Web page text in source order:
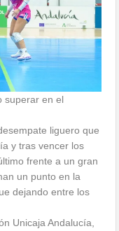
superar en el
liguero que
y tras vencer los
frente a un gran
un punto en la
dejando entre los
Unicaja Andalucía,